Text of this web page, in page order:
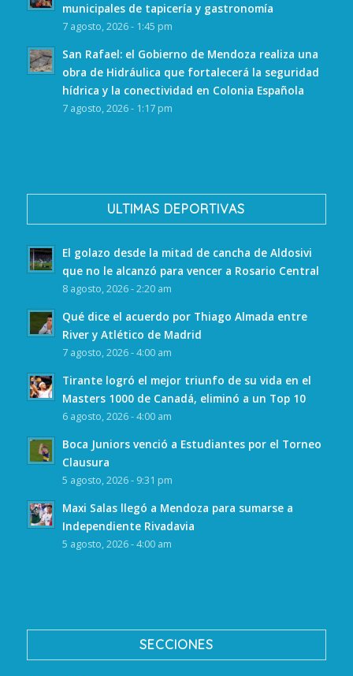
municipales de tapicería y gastronomía
7 agosto, 2026 - 1:45 pm
San Rafael: el Gobierno de Mendoza realiza una
obra de Hidráulica que fortalecerá la seguridad
hídrica y la conectividad en Colonia Española
7 agosto, 2026 - 1:17 pm
ULTIMAS DEPORTIVAS
El golazo desde la mitad de cancha de Aldosivi
que no le alcanzó para vencer a Rosario Central
8 agosto, 2026 - 2:20 am
Qué dice el acuerdo por Thiago Almada entre
River y Atlético de Madrid
7 agosto, 2026 - 4:00 am
Tirante logró el mejor triunfo de su vida en el
Masters 1000 de Canadá, eliminó a un Top 10
6 agosto, 2026 - 4:00 am
Boca Juniors venció a Estudiantes por el Torneo
Clausura
5 agosto, 2026 - 9:31 pm
Maxi Salas llegó a Mendoza para sumarse a
Independiente Rivadavia
5 agosto, 2026 - 4:00 am
SECCIONES